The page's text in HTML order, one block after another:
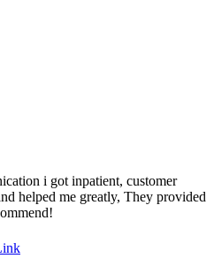
i got inpatient, customer
helped me greatly, They provided